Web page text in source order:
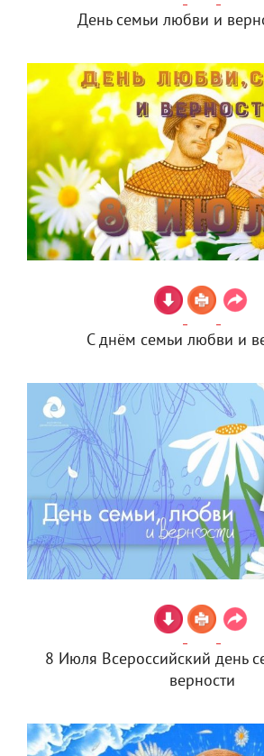
День семьи любви и
С днём семьи любви и
8 Июля Всероссийский день
верности